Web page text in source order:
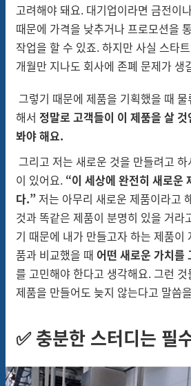
고려해야 돼요. 대기업이라면 금전이
때문에 가격을 낮추거나 프로모션을
작업을 할 수 있죠. 하지만 사실 스타
개월만 지나도 회사에 존폐 문제가 생
그렇기 때문에 제품을 기획했을 때
해서 정말로 고객들이 이 제품을 살 것
봐야 해요.
그리고 저는 새로운 것을 만들려고
이 있어요. “이 세상에 완전히 새로운
다.”저는 아무리 새로운 제품이라고
것과 똑같은 제품이 분명히 있을 거라
기 때문에 내가 만들고자 하는 제품이
품과 비교했을 때 어떤 새로운 가치를
를 고민해야 한다고 생각해요. 그런
제품을 만들어도 늦지 않는다고 말씀
✅ 충분한 스터디는 필